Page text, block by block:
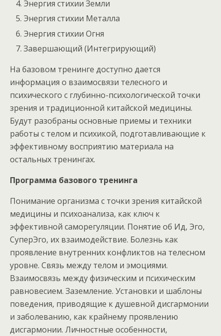
Энергия стихии Земли
Энергия стихии Металла
Энергия стихии Огня
Завершающий (Интегрирующий)
На базовом тренинге доступно дается
информация о взаимосвязи телесного и
психического с глубинно-психологической точки
зрения и традиционной китайской медицины.
Будут разобраны основные приемы и техники
работы с телом и психикой, подготавливающие к
эффективному восприятию материала на
остальных тренингах.
Программа базового тренинга
Понимание организма с точки зрения китайской
медицины и психоанализа, как ключ к
эффективной саморегуляции. Понятие об Ид, Эго,
СуперЭго, их взаимодействие. Болезнь как
проявление внутренних конфликтов на телесном
уровне. Связь между телом и эмоциями.
Взаимосвязь между физическим и психическим
равновесием. Заземление. Установки и шаблоны
поведения, приводящие к душевной дисгармонии
и заболеванию, как крайнему проявлению
дисгармонии. Личностные особенности,